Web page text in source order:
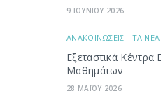
9 ΙΟΥΝΙΟΥ 2026
ΑΝΑΚΟΙΝΩΣΕΙΣ - ΤΑ
Εξεταστικά Κέντρα
Μαθημάτων
28 ΜΑΪΟΥ 2026